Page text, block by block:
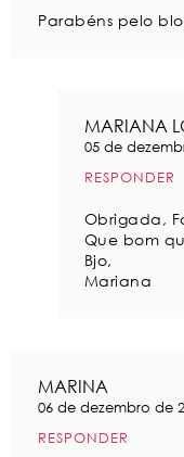
Parabéns pelo
MARIANA
05 de
RESPONDER
Obrigada,
Que bom
Bjo,
Mariana
MARINA
06 de dezembro de
RESPONDER